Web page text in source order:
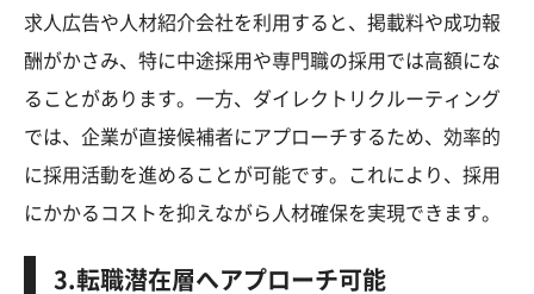
求人広告や人材紹介会社を利用すると、掲載料や成功報
酬がかさみ、特に中途採用や専門職の採用では高額にな
ることがあります。一方、ダイレクトリクルーティング
では、企業が直接候補者にアプローチするため、効率的
に採用活動を進めることが可能です。これにより、採用
にかかるコストを抑えながら人材確保を実現できます。
3.転職潜在層へアプローチ可能